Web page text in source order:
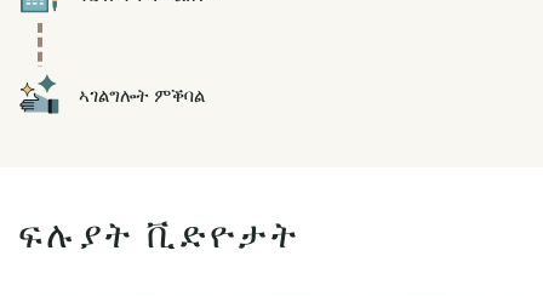
Icon ኣገልግሎት ምቕባል
ፍሉያት ቪድዮታት